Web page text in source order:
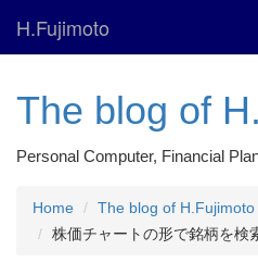
H.Fujimoto
The blog of
Personal Computer, Financial
Home
The blog of H.Fujimoto
株価チャートの形で銘柄を検